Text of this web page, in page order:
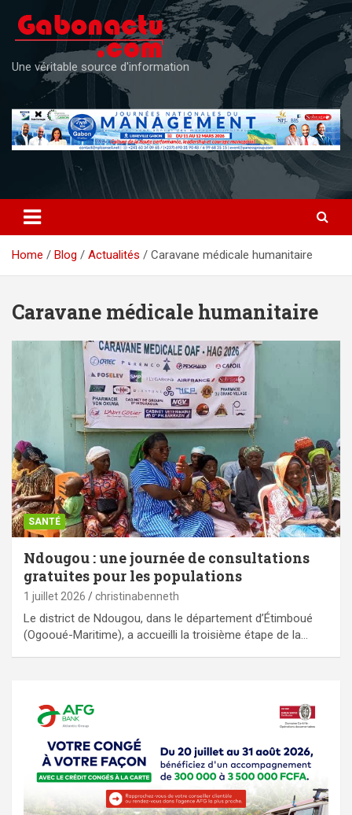
content
Une véritable source d'information
Home Blog Actualités Caravane médicale humanitaire
Caravane médicale humanitaire
SANTÉ
Ndougou : une journée de consultations
gratuites pour les populations
1 juillet 2026 christinabenneth
Le district de Ndougou, dans le département d’Étimboué
(Ogooué-Maritime), a accueilli la troisième étape de la…